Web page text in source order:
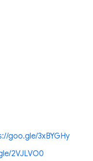
goo.gle/3xBYGHy
2VJLVO0